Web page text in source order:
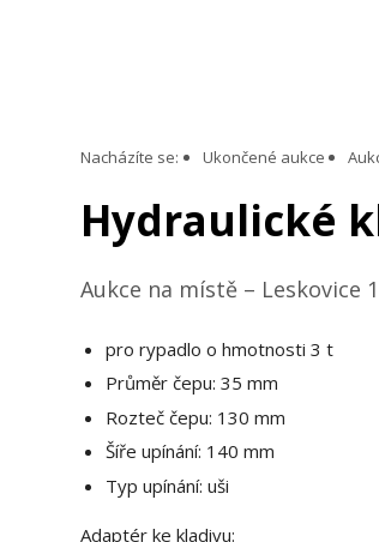
Nacházíte se: Ukončené aukce
Hydraulické
Aukce na místě – Leskovice
pro rypadlo o hmotnosti 3 t
Průměr čepu: 35 mm
Rozteč čepu: 130 mm
Šíře upínání: 140 mm
Typ upínání: uši
Adaptér ke kladivu: